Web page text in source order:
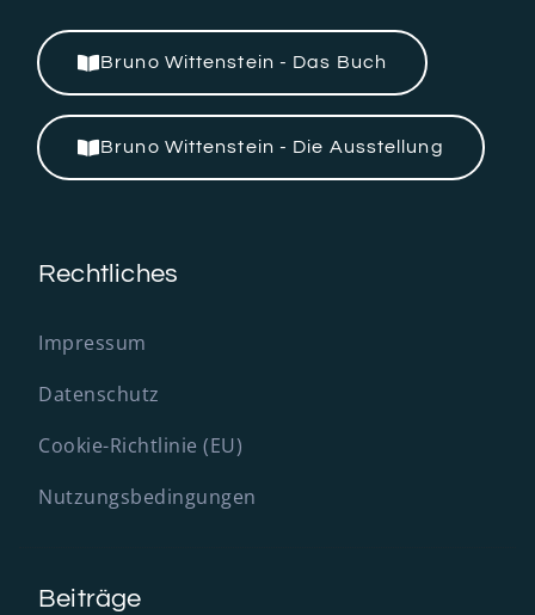
Bruno Wittenstein - Das Buch
Bruno Wittenstein - Die Ausstellung
Rechtliches
Impressum
Datenschutz
Cookie-Richtlinie (EU)
Nutzungsbedingungen
Beiträge